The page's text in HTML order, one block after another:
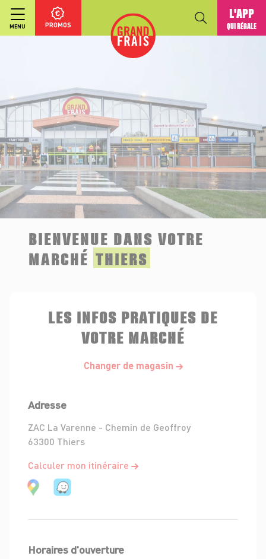
MENU PROMOS
L'APP
QUI RÉGALE
BIENVENUE DANS VOTRE
MARCHÉ THIERS
LES INFOS PRATIQUES DE
VOTRE MARCHÉ
Changer de magasin
Adresse
ZAC La Varenne - Chemin de Geoffroy
63300 Thiers
Calculer mon itinéraire
Horaires d'ouverture